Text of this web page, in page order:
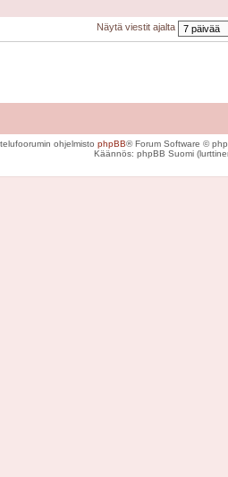
Näytä viestit ajalta
ohjelmisto phpBB® Forum Software ©
Käännös: phpBB Suomi